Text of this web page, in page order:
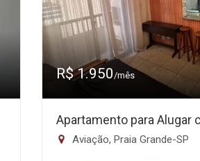
R$ 1.950/mês
Apartamento para Alugar
Aviação, Praia Grande-SP